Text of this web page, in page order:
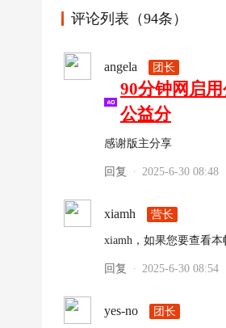
评论列表（94条）
angela 团长
90分钟网启
公益分
感谢版主分享
回复 · 2025-6-30 08:48
xiamh 营长
xiamh，如果您要查看
回复 · 2025-6-30 08:54
yes-no 团长